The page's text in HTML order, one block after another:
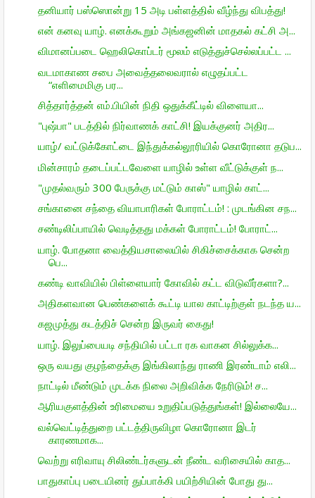
தனியார் பஸ்ஸொன்று 15 அடி பள்ளத்தில் வீழ்ந்து விபத்து!
என் கனவு யாழ். எனக்கூறும் அங்கஜனின் மாதகல் கட்சி அ...
விமானப்படை ஹெலிகொப்டர் மூலம் எடுத்துச்செல்லப்பட்ட ...
வடமாகாண சபை அவைத்தலைவரால் எழுதப்பட்ட
“எளிமைமிகு பர...
சித்தார்த்தன் எம்.பியின் நிதி ஒதுக்கீட்டில் விளையா...
"புஷ்பா" படத்தில் நிர்வாணக் காட்சி! இயக்குனர் அதிர...
யாழ்/ வட்டுக்கோட்டை இந்துக்கல்லூரியில் கொரோனா தடுப...
மின்சாரம் தடைப்பட்டவேளை யாழில் உள்ள வீட்டுக்குள் ந...
"முதல்வரும் 300 பேருக்கு மட்டும் காஸ்" யாழில் காட்...
சங்கானை சந்தை வியாபாரிகள் போராட்டம்! : முடங்கின சந...
சண்டிலிப்பாயில் வெடித்தது மக்கள் போராட்டம்! போராட்...
யாழ். போதனா வைத்தியசாலையில் சிகிச்சைக்காக சென்ற
பெ...
கண்டி வாவியில் பிள்ளையார் கோவில் கட்ட விடுவீர்களா?...
அதிகளவான பெண்களைக் கூட்டி யால காட்டிற்குள் நடந்த ய...
கஜமுத்து கடத்திச் சென்ற இருவர் கைது!
யாழ். இலுப்பையடி சந்தியில் பட்டா ரக வாகன சில்லுக்க...
ஒரு வயது குழந்தைக்கு இங்கிலாந்து ராணி இரண்டாம் எலி...
நாட்டில் மீண்டும் முடக்க நிலை அறிவிக்க நேரிடும்! ச...
ஆரியகுளத்தின் உரிமையை உறுதிப்படுத்துங்கள்! இல்லையே...
வல்வெட்டித்துறை பட்டத்திருவிழா கொரோனா இடர்
காரணமாக...
வெற்று எரிவாயு சிலிண்டர்களுடன் நீண்ட வரிசையில் காத...
பாதுகாப்பு படையினர் துப்பாக்கி பயிற்சியின் போது து...